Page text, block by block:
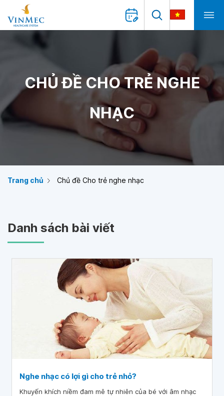
CHỦ ĐỀ CHO TRẺ NGHE
NHẠC
Trang chủ Chủ đề Cho trẻ nghe nhạc
Danh sách bài viết
Nghe nhạc có lợi gì cho trẻ nhỏ?
Khuyến khích niềm đam mê tự nhiên của bé với âm nhạc